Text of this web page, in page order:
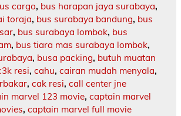
cargo, bus harapan jaya surabaya,
toraja, bus surabaya bandung, bus
, bus surabaya lombok, bus
, bus tiara mas surabaya lombok,
, busa packing, butuh muatan
resi, cahu, cairan mudah menyala,
, cak resi, call center jne
marvel 123 movie, captain marvel
, captain marvel full movie